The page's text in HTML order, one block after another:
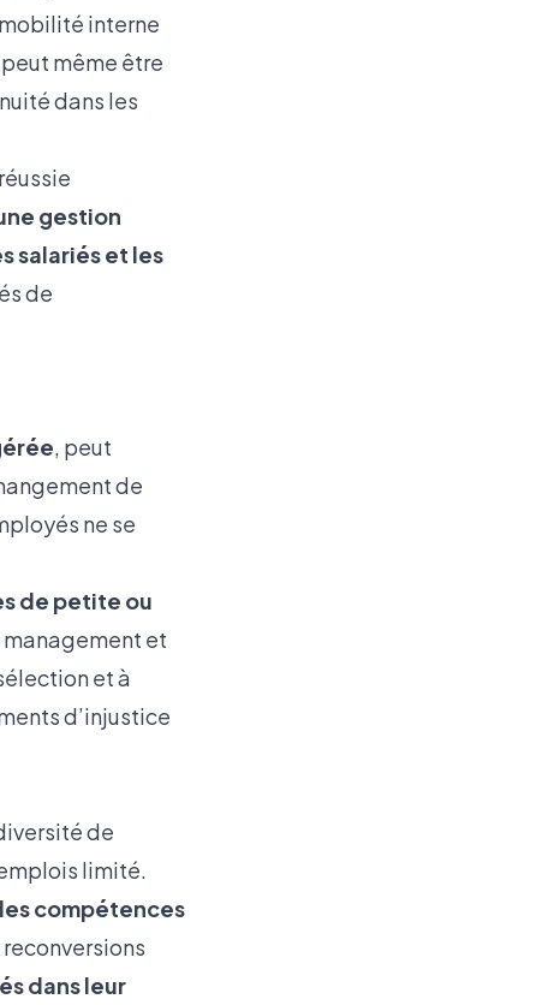
interne
même être
dans les
gestion
salariés et les
de
, peut
de
ne se
de petite ou
management et
et à
d’injustice
de
limité.
compétences
dans leur